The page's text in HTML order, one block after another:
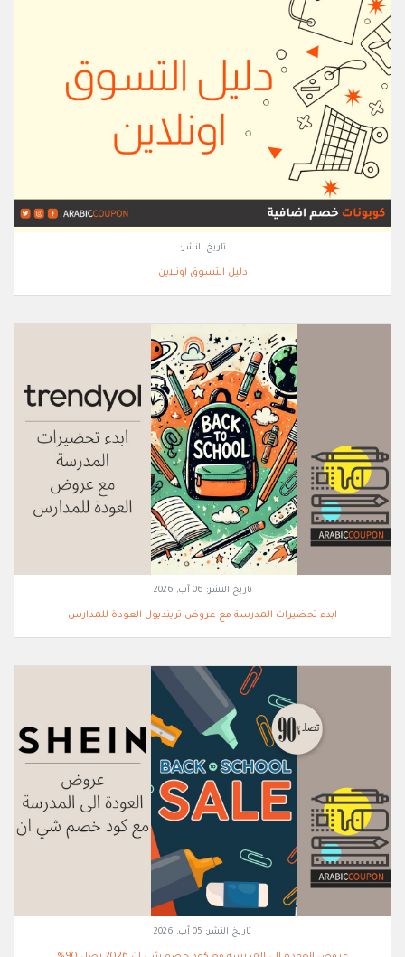
تاريخ النشر:
دليل التسوق اونلاين
تاريخ النشر: 06 آب, 2026
ابدء تحضيرات المدرسة مع عروض ترينديول العودة للمدارس
تاريخ النشر: 05 آب, 2026